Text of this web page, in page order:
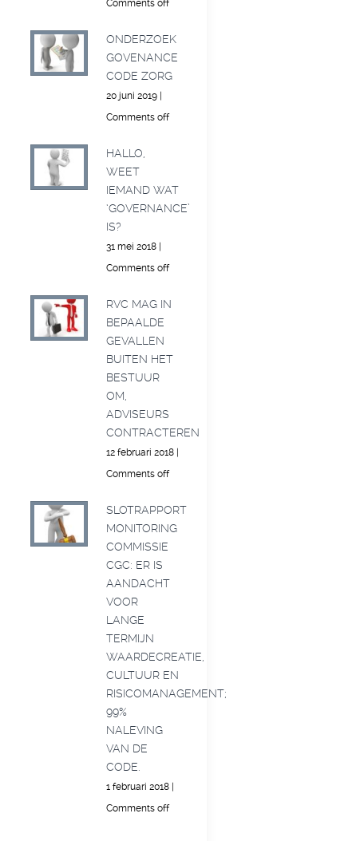
Comments off
ONDERZOEK
GOVENANCE
CODE ZORG
20 juni 2019
Comments off
HALLO,
WEET
IEMAND WAT
‘GOVERNANCE’
IS?
31 mei 2018
Comments off
RVC MAG IN
BEPAALDE
GEVALLEN
BUITEN HET
BESTUUR
OM,
ADVISEURS
CONTRACTEREN
12 februari 2018
Comments off
SLOTRAPPORT
MONITORING
COMMISSIE
CGC: ER IS
AANDACHT
VOOR
LANGE
TERMIJN
WAARDECREATIE,
CULTUUR EN
RISICOMANAGEMENT;
99%
NALEVING
VAN DE
CODE.
1 februari 2018
Comments off